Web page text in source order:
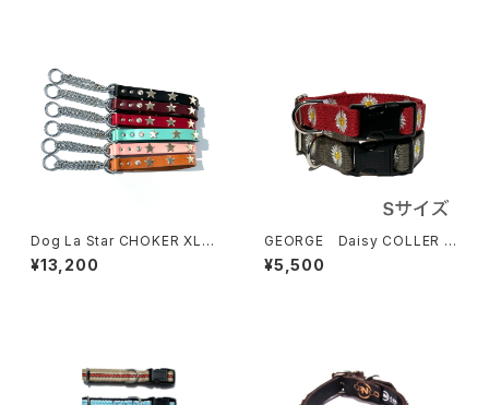
Dog La Star CHOKER XLサ
イズ ドグラ スター チョーカー
1インチ
¥13,200
GEORGE Daisy COLLER S
サイズ ジョージデイジーカラ
ー
¥5,500